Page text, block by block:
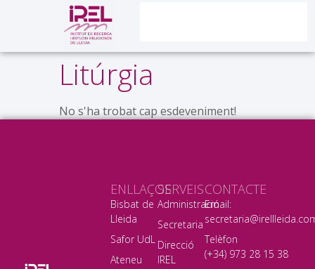
Litúrgia
No s'ha trobat cap esdeveniment!
SERVEIS
Administració
Secretaria
Direcció
IREL
ENLLAÇOS
Bisbat de
Lleida
Safor UdL
Ateneu
CONTACTE
Email:
Telèfon
(+34) 973 28 15 38